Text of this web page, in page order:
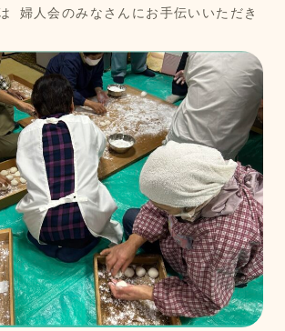
婦人会のみなさんにお手伝いいただき